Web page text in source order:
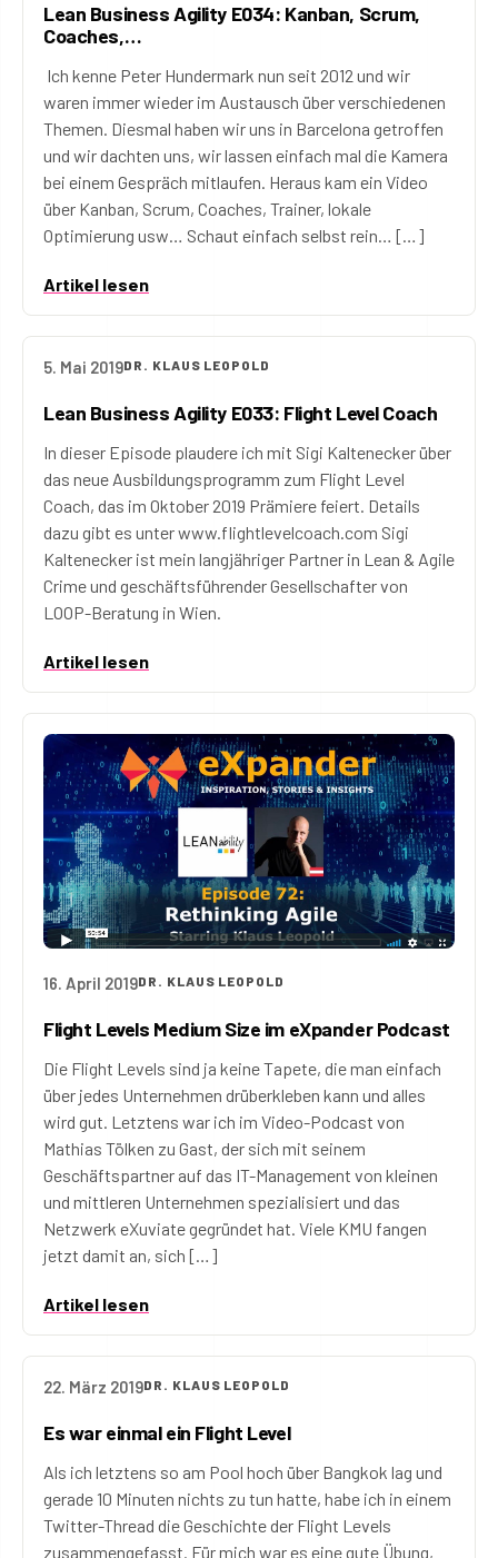
Lean Business Agility E034: Kanban, Scrum,
Coaches,…
Ich kenne Peter Hundermark nun seit 2012 und wir
waren immer wieder im Austausch über verschiedenen
Themen. Diesmal haben wir uns in Barcelona getroffen
und wir dachten uns, wir lassen einfach mal die Kamera
bei einem Gespräch mitlaufen. Heraus kam ein Video
über Kanban, Scrum, Coaches, Trainer, lokale
Optimierung usw… Schaut einfach selbst rein… […]
Artikel lesen
5. Mai 2019DR. KLAUS LEOPOLD
Lean Business Agility E033: Flight Level Coach
In dieser Episode plaudere ich mit Sigi Kaltenecker über
das neue Ausbildungsprogramm zum Flight Level
Coach, das im Oktober 2019 Prämiere feiert. Details
dazu gibt es unter www.flightlevelcoach.com Sigi
Kaltenecker ist mein langjähriger Partner in Lean & Agile
Crime und geschäftsführender Gesellschafter von
LOOP-Beratung in Wien.
Artikel lesen
16. April 2019DR. KLAUS LEOPOLD
Flight Levels Medium Size im eXpander Podcast
Die Flight Levels sind ja keine Tapete, die man einfach
über jedes Unternehmen drüberkleben kann und alles
wird gut. Letztens war ich im Video-Podcast von
Mathias Tölken zu Gast, der sich mit seinem
Geschäftspartner auf das IT-Management von kleinen
und mittleren Unternehmen spezialisiert und das
Netzwerk eXuviate gegründet hat. Viele KMU fangen
jetzt damit an, sich […]
Artikel lesen
22. März 2019DR. KLAUS LEOPOLD
Es war einmal ein Flight Level
Als ich letztens so am Pool hoch über Bangkok lag und
gerade 10 Minuten nichts zu tun hatte, habe ich in einem
Twitter-Thread die Geschichte der Flight Levels
zusammengefasst. Für mich war es eine gute Übung,